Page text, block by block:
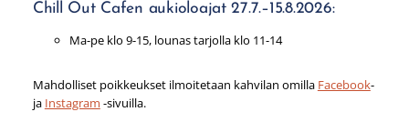
Chill Out Cafen aukioloajat 27.7.–15.8.2026:
Ma-pe klo 9-15, lounas tarjolla klo 11-14
Mahdolliset poikkeukset ilmoitetaan kahvilan omilla Facebook-
ja Instagram -sivuilla.